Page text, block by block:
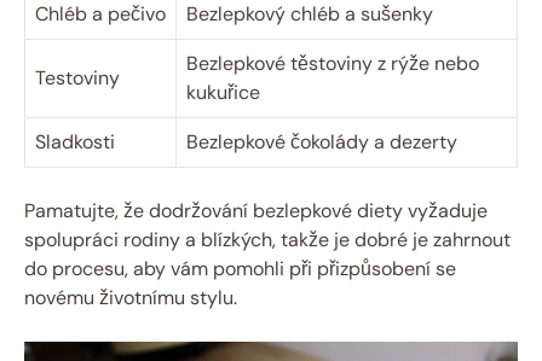
Chléb a pečivo
Bezlepkový chléb a sušenky
Testoviny
Bezlepkové těstoviny z rýže nebo
kukuřice
Sladkosti
Bezlepkové čokolády a dezerty
Pamatujte, že dodržování bezlepkové diety vyžaduje
spolupráci rodiny a blízkých, takže je dobré je zahrnout
do procesu, aby vám pomohli při přizpůsobení se
novému životnímu stylu.